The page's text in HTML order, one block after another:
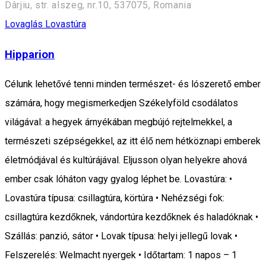
Dârjiu, str. alszeg, nr.10, 537075, Romania
Lovaglás Lovastúra
Hipparion
Célunk lehetővé tenni minden természet- és lószerető ember
számára, hogy megismerkedjen Székelyföld csodálatos
világával: a hegyek árnyékában megbújó rejtelmekkel, a
természeti szépségekkel, az itt élő nem hétköznapi emberek
életmódjával és kultúrájával. Eljusson olyan helyekre ahová
ember csak lóháton vagy gyalog léphet be. Lovastúra: •
Lovastúra típusa: csillagtúra, körtúra • Nehézségi fok:
csillagtúra kezdőknek, vándortúra kezdőknek és haladóknak •
Szállás: panzió, sátor • Lovak típusa: helyi jellegű lovak •
Felszerelés: Welmacht nyergek • Időtartam: 1 napos – 1